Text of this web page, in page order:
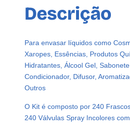
o
V
Descrição
Para envasar líquidos como
Xaropes, Essências, Produtos
Hidratantes, Álcool Gel,
Condicionador, Difusor,
Outros
O Kit é composto por 240
240 Válvulas Spray Incolores